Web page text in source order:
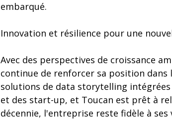
embarqué.
Innovation et résilience pour une
Avec des perspectives de croissance
continue de renforcer sa position dans
solutions de data storytelling
et des start-up, et Toucan est prêt à
décennie, l'entreprise reste fidèle à